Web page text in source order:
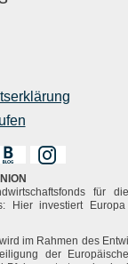
für
Hier investiert
im Rahmen des
der